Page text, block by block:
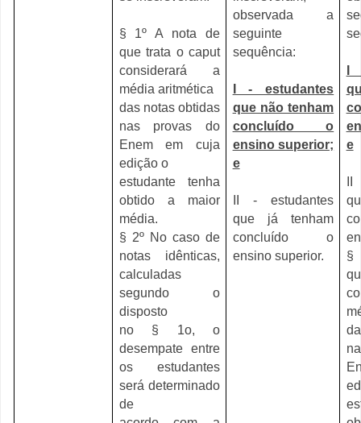
§ 1º A nota de
que trata o caput
considerará a
média aritmética
das notas obtidas
nas provas do
Enem em cuja
edição o
estudante tenha
obtido a maior
média.
§ 2º No caso de
notas idênticas,
calculadas
segundo o
disposto
no § 1o, o
desempate entre
os estudantes
será determinado
de
observada a
seguinte
sequência:
I - estudantes
que não tenham
concluído o
ensino superior;
e
II - estudantes
que já tenham
concluído o
ensino superior.
e
§